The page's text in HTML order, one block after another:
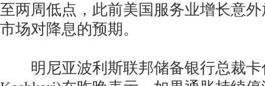
至两周低点，此前美国服务业增长意
市场对降息的预期。
明尼亚波利斯联邦储备银行总裁卡